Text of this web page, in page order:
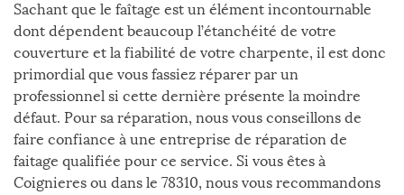
Sachant que le faîtage est un élément incontournable
dont dépendent beaucoup l’étanchéité de votre
couverture et la fiabilité de votre charpente, il est donc
primordial que vous fassiez réparer par un
professionnel si cette dernière présente la moindre
défaut. Pour sa réparation, nous vous conseillons de
faire confiance à une entreprise de réparation de
faitage qualifiée pour ce service. Si vous êtes à
Coignieres ou dans le 78310, nous vous recommandons